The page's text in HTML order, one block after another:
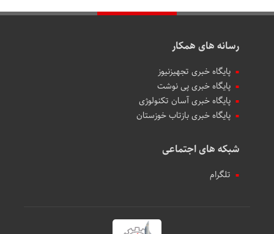
رسانه های همکار
پایگاه خبری تجهیزنیوز
پایگاه خبری پی نوشت
پایگاه خبری آسان تکنولوژی
پایگاه خبری بازتاب خوزستان
شبکه های اجتماعی
تلگرام